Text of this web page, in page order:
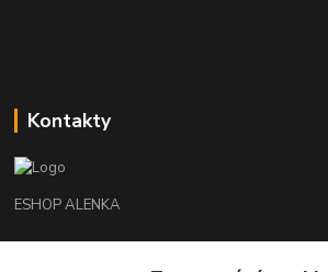
Kontakty
ESHOP ALENKA